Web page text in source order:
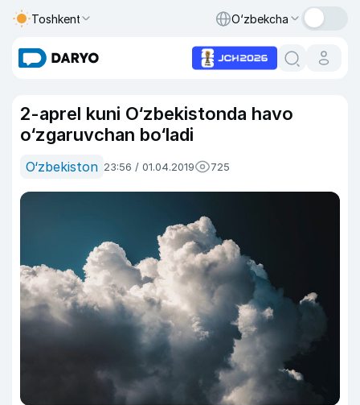
Toshkent O‘zbekcha
2-aprel kuni O‘zbekistonda havo
o‘zgaruvchan bo‘ladi
O‘zbekiston 23:56 / 01.04.2019 725